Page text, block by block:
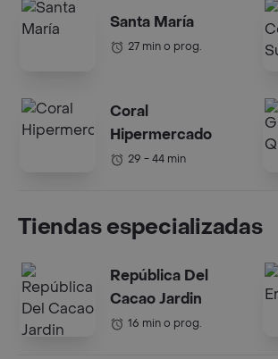
Santa María
27 min o prog.
Coral
Hipermercado
29 - 44 min
Tiendas especializadas
República Del
Cacao Jardin
16 min o prog.